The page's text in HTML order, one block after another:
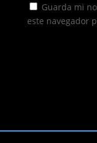
Guarda mi
este navegador